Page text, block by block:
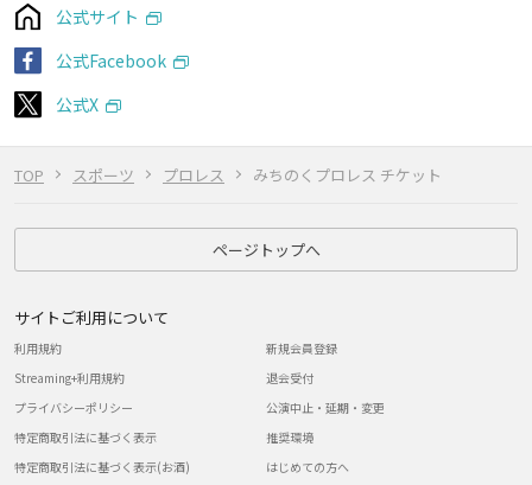
TOP スポーツ プロレス みちのくプロレス チケット
公式サイト
公式Facebook
公式X
ページトップへ
サイトご利用について
利用規約
Streaming+利用規約
プライバシーポリシー
特定商取引法に基づく表示
特定商取引法に基づく表示(お酒)
新規会員登録
退会受付
公演中止・延期・変更
推奨環境
はじめての方へ